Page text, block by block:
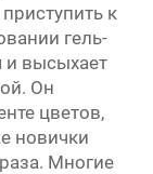
к
гель-
и высыхает
Он
цветов,
новички
Многие